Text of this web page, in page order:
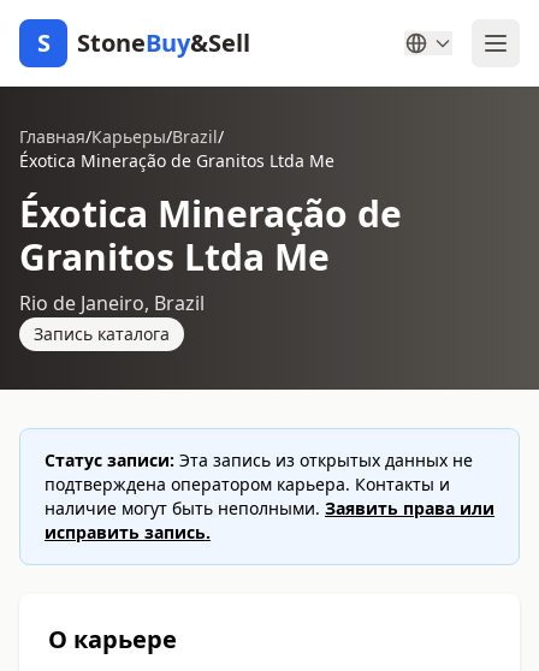
S StoneBuy&Sell
Главная/Карьеры/Brazil/
Éxotica Mineração de Granitos Ltda Me
Éxotica Mineração de
Granitos Ltda Me
Rio de Janeiro, Brazil
Запись каталога
Статус записи: Эта запись из открытых данных не
подтверждена оператором карьера. Контакты и
наличие могут быть неполными. Заявить права или
исправить запись.
О карьере